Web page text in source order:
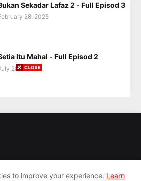
Sekadar Lafaz 2 - Full Episod 3
28, 2025
Itu Mahal - Full Episod 2
28, 2025
to improve your experience. Learn